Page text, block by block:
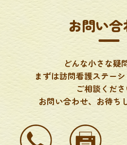
お問い合
どんな小さな疑
まずは訪問看護ステー
ご相談くださ
お問い合わせ、お待ち